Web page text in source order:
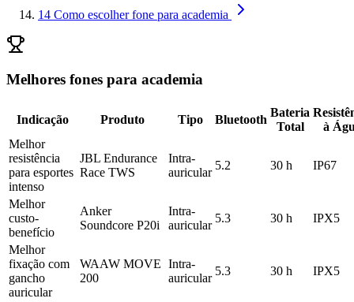
14 Como escolher fone para academia
Melhores fones para academia
Indicação Produto Tipo Bluetooth
Bateria
Total
à
Melhor
resistência
para esportes
intenso
JBL Endurance
Race TWS
Intra-
auricular
5.2 30 h IP67
Melhor
custo-
benefício
Anker
Soundcore P20i
Intra-
auricular
5.3 30 h IPX5
Melhor
fixação com
gancho
auricular
WAAW MOVE
200
Intra-
auricular
5.3 30 h IPX5